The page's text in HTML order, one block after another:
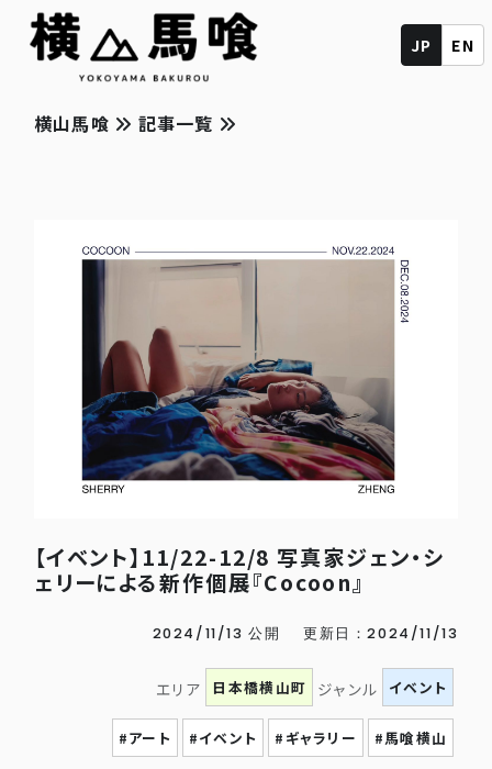
JP EN
横山馬喰 記事一覧
【イベント】11/22-12/8 写真家ジェン・シ
ェリーによる新作個展『Cocoon』
2024/11/13 公開 更新日：2024/11/13
エリア 日本橋横山町 ジャンル イベント
#アート #イベント #ギャラリー #馬喰横山